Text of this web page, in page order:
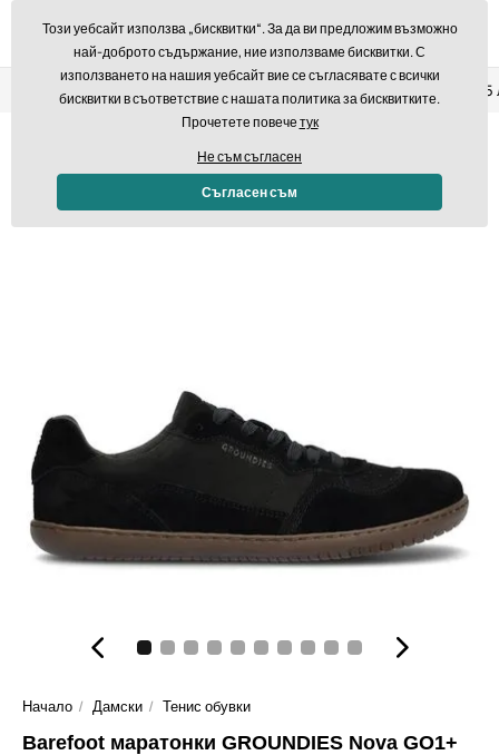
Връщане в рамките на 14 дни Бърза доставка над
Начало Дамски Тенис обувки
Barefoot маратонки GROUNDIES Nova GO1+
Този уебсайт използва „бисквитки“. За да ви предложим възможно
най-доброто съдържание, ние използваме бисквитки. С
използването на нашия уебсайт вие се съгласявате с всички
бисквитки в съответствие с нашата политика за бисквитките.
Прочетете повечетук
Не съм съгласен
Съгласен съм